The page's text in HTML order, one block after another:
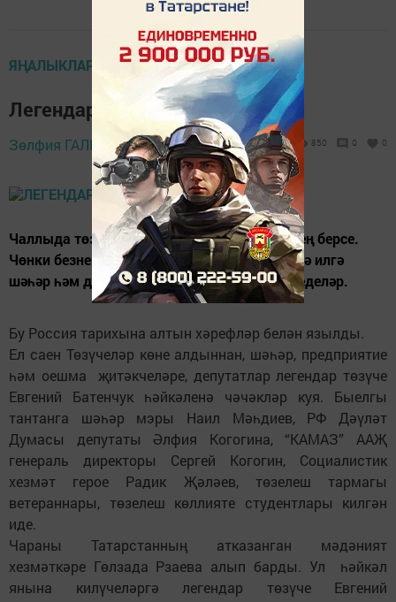
ЯҢАЛЫКЛАР ТАСМАСЫ
Легендар төзүче онытылмый
Зөлфия ГАЛИМ, 11 август 2021 - 07:20 850 0 0
Чаллыда төзүчеләр көне – төп бәйрәмнәрнең берсе.
Чөнки безнең төзүчеләр кыска вакыт эчендә илгә
шәһәр һәм данлыклы “КАМАЗ” заводы төзеделәр.
Бу Россия тарихына алтын хәрефләр белән язылды.
Ел саен Төзүчеләр көне алдыннан, шәһәр, предприятие
һәм оешма җитәкчеләре, депутатлар легендар төзүче
Евгений Батенчук һәйкәленә чәчәкләр куя. Быелгы
тантанга шәһәр мэры Наил Мәһдиев, РФ Дәүләт
Думасы депутаты Әлфия Когогина, “КАМАЗ” ААҖ
генераль директоры Сергей Когогин, Социалистик
хезмәт герое Радик Җәләев, төзелеш тармагы
ветераннары, төзелеш көллияте студентлары килгән
иде.
Чараны Татарстанның атказанган мәдәният
хезмәткәре Гөлзада Рзаева алып барды. Ул һәйкәл
янына килүчеләргә легендар төзүче Евгений